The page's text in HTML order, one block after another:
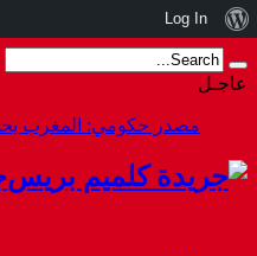
عاجـل
مصدر حكومي: المغرب
نبذة
عن
ووردبريس
Log In